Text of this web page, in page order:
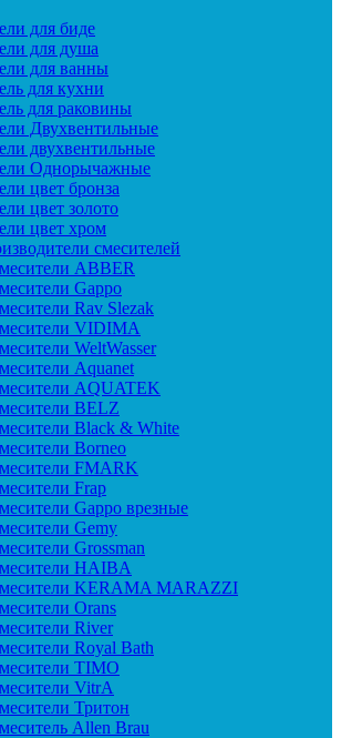
для биде
для душа
для ванны
для кухни
для раковины
Двухвентильные
двухвентильные
Однорычажные
цвет бронза
цвет золото
цвет хром
смесителей
ABBER
Gappo
Rav Slezak
VIDIMA
WeltWasser
Aquanet
AQUATEK
BELZ
Black & White
Borneo
FMARK
Frap
Gappo врезные
Gemy
Grossman
HAIBA
KERAMA MARAZZI
Orans
River
Royal Bath
TIMO
VitrA
Тритон
Allen Brau